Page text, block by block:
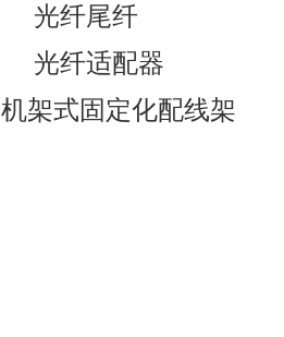
光纤尾纤
光纤适配器
机架式固定化配线架